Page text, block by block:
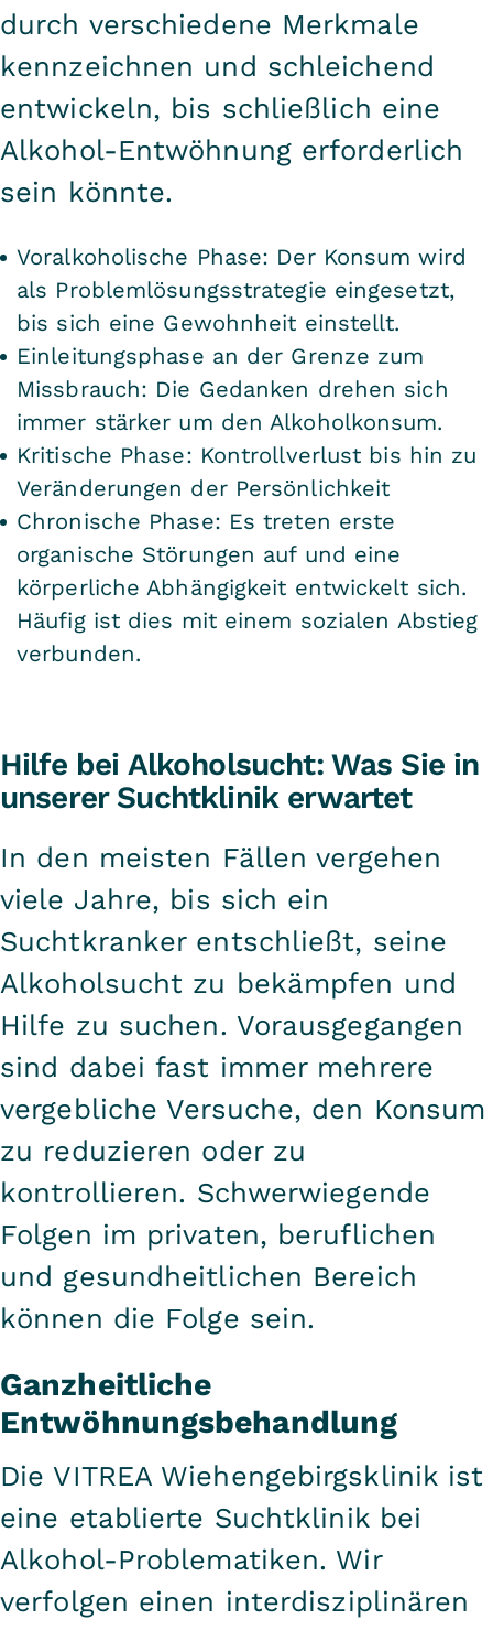
durch verschiedene Merkmale
kennzeichnen und schleichend
entwickeln, bis schließlich eine
Alkohol-Entwöhnung erforderlich
sein könnte.
Voralkoholische Phase: Der Konsum wird
als Problemlösungsstrategie eingesetzt,
bis sich eine Gewohnheit einstellt.
Einleitungsphase an der Grenze zum
Missbrauch: Die Gedanken drehen sich
immer stärker um den Alkoholkonsum.
Kritische Phase: Kontrollverlust bis hin zu
Veränderungen der Persönlichkeit
Chronische Phase: Es treten erste
organische Störungen auf und eine
körperliche Abhängigkeit entwickelt sich.
Häufig ist dies mit einem sozialen Abstieg
verbunden.
Hilfe bei Alkoholsucht: Was Sie in
unserer Suchtklinik erwartet
In den meisten Fällen vergehen
viele Jahre, bis sich ein
Suchtkranker entschließt, seine
Alkoholsucht zu bekämpfen und
Hilfe zu suchen. Vorausgegangen
sind dabei fast immer mehrere
vergebliche Versuche, den Konsum
zu reduzieren oder zu
kontrollieren. Schwerwiegende
Folgen im privaten, beruflichen
und gesundheitlichen Bereich
können die Folge sein.
Ganzheitliche
Entwöhnungsbehandlung
Die VITREA Wiehengebirgsklinik ist
eine etablierte Suchtklinik bei
Alkohol-Problematiken. Wir
verfolgen einen interdisziplinären